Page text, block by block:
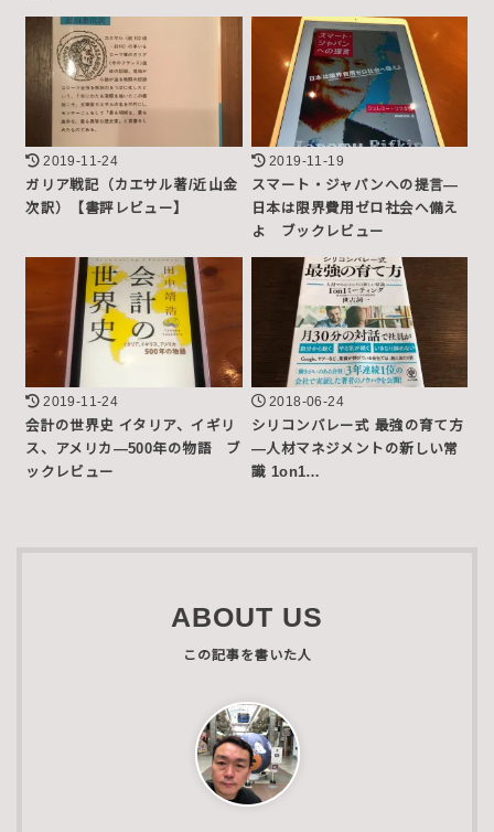
2019-11-24
ガリア戦記（カエサル著/近山金
次訳）【書評レビュー】
2019-11-19
スマート・ジャパンへの提言―
日本は限界費用ゼロ社会へ備え
よ ブックレビュー
2019-11-24
会計の世界史 イタリア、イギリ
ス、アメリカ―500年の物語 ブ
ックレビュー
2018-06-24
シリコンバレー式 最強の育て方
―人材マネジメントの新しい常
識 1on1…
ABOUT US